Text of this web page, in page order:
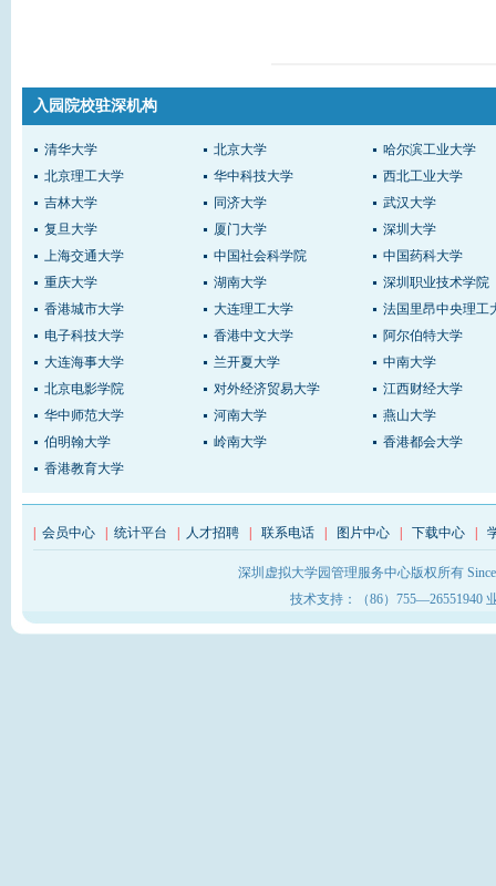
入园院校驻深机构
清华大学 北京大学
哈尔滨工业大学
北京理工大学
华中科技大学
西北工业大学
吉林大学
同济大学
武汉大学
复旦大学
厦门大学
深圳大学
上海交通大学
中国社会科学院
中国药科大学
重庆大学
湖南大学
深圳职业技术学院
香港城市大学
大连理工大学
法国里昂中央理工
电子科技大学
香港中文大学
阿尔伯特大学
大连海事大学
兰开夏大学
中南大学
北京电影学院
对外经济贸易大学
江西财经大学
华中师范大学
河南大学
燕山大学
伯明翰大学
岭南大学
香港都会大学
香港教育大学
会员中心 统计平台 人才招聘 联系电话 图片中心 下载中心
深圳虚拟大学园管理服务中心版权所有
技术支持：（86）755—26551940